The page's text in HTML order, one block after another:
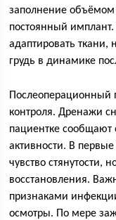
заполнение объёмом
постоянный имплант.
адаптировать ткани,
грудь в динамике
Послеоперационный
контроля. Дренажи
пациентке сообщают
активности. В
чувство стянутости,
восстановления.
признаками
осмотры. По мере